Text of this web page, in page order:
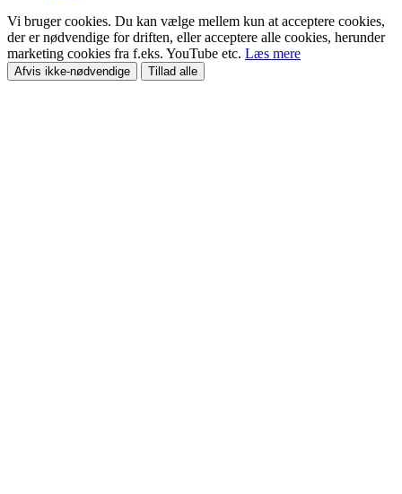
Vi bruger cookies. Du kan vælge mellem kun at acceptere cookies,
der er nødvendige for driften, eller acceptere alle cookies, herunder
marketing cookies fra f.eks. YouTube etc. Læs mere
Afvis ikke-nødvendige Tillad alle